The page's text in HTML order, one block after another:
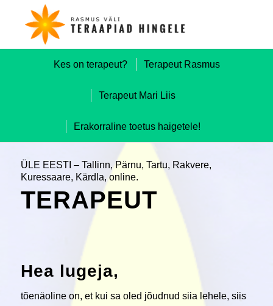
Kes on terapeut? Terapeut Rasmus
Terapeut Mari Liis
Erakorraline toetus haigetele!
ÜLE EESTI – Tallinn, Pärnu, Tartu, Rakvere,
Kuressaare, Kärdla, online.
TERAPEUT
Hea lugeja,
tõenäoline on, et kui sa oled jõudnud siia lehele, siis